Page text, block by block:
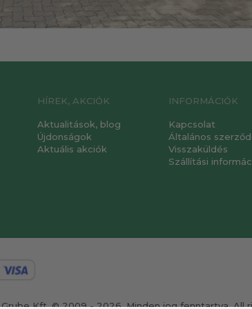
HÍREK, AKCIÓK
Aktualitások, blog
Újdonságok
Aktuális akciók
INFORMÁCIÓK
Kapcsolat
Általános
Visszaküldés
Szállítási
Grube Kft. © 2009 - 2026. Minden jog fenntartva. All